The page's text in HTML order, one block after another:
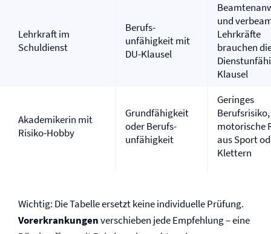
Lehrkraft im
Schuldienst
Berufs­
unfähigkeit mit
DU-Klausel
und
Lehrkräfte
brauchen
Klausel
Akademikerin mit
Risiko-Hobby
Grundfähigkeit
oder Berufs­
unfähigkeit
Geringes
motorische
aus Sport
Klettern
Wichtig: Die Tabelle ersetzt keine individuelle Prüfung.
Vor­erkrankungenverschieben jede Empfehlung – eine